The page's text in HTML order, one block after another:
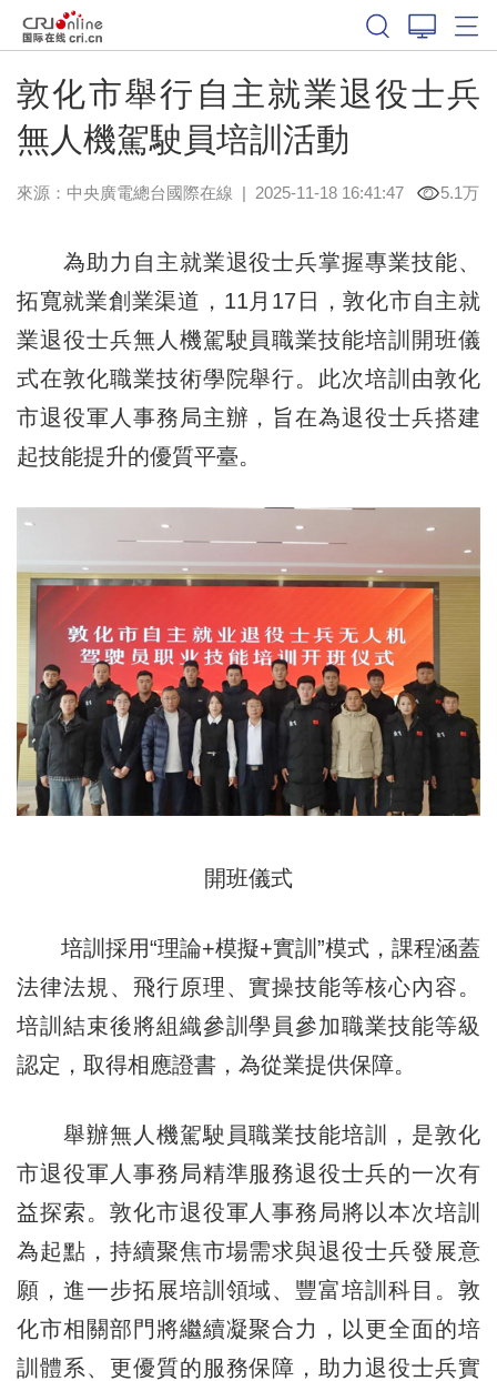
敦化市舉行自主就業退役士兵
無人機駕駛員培訓活動
來源：中央廣電總台國際在線 | 2025-11-18 16:41:47 5.1万
為助力自主就業退役士兵掌握專業技能、
拓寬就業創業渠道，11月17日，敦化市自主就
業退役士兵無人機駕駛員職業技能培訓開班儀
式在敦化職業技術學院舉行。此次培訓由敦化
市退役軍人事務局主辦，旨在為退役士兵搭建
起技能提升的優質平臺。
開班儀式
培訓採用“理論+模擬+實訓”模式，課程涵蓋
法律法規、飛行原理、實操技能等核心內容。
培訓結束後將組織參訓學員參加職業技能等級
認定，取得相應證書，為從業提供保障。
舉辦無人機駕駛員職業技能培訓，是敦化
市退役軍人事務局精準服務退役士兵的一次有
益探索。敦化市退役軍人事務局將以本次培訓
為起點，持續聚焦市場需求與退役士兵發展意
願，進一步拓展培訓領域、豐富培訓科目。敦
化市相關部門將繼續凝聚合力，以更全面的培
訓體系、更優質的服務保障，助力退役士兵實